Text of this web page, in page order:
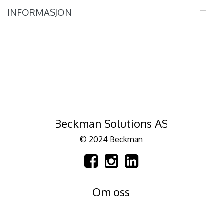
INFORMASJON
Beckman Solutions AS
© 2024 Beckman
Om oss